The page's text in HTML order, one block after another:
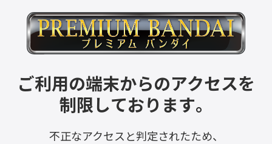
ご利用の端末からのアクセスを
制限しております。
不正なアクセスと判定されたため、